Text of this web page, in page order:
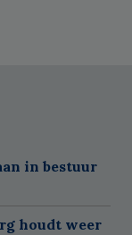
in bestuur
houdt weer